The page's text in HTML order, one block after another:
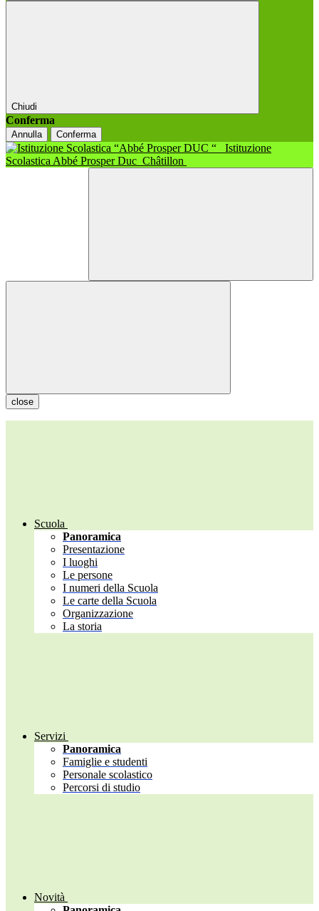
Chiudi
Conferma
Annulla Conferma
Istituzione
Scolastica Abbé Prosper Duc Châtillon
close
Scuola
Panoramica
Presentazione
I luoghi
Le persone
I numeri della Scuola
Le carte della Scuola
Organizzazione
La storia
Servizi
Panoramica
Famiglie e studenti
Personale scolastico
Percorsi di studio
Novità